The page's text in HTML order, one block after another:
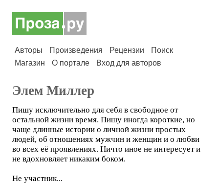
Авторы Произведения Рецензии
Поиск
Магазин
О портале Вход для авторов
Элем Миллер
Пишу исключительно для себя в свободное от
остальной жизни время. Пишу иногда короткие, но
чаще длинные истории о личной жизни простых
людей, об отношениях мужчин и женщин и о любви
во всех её проявлениях. Ничто иное не интересует и
не вдохновляет никаким боком.
Не участник...